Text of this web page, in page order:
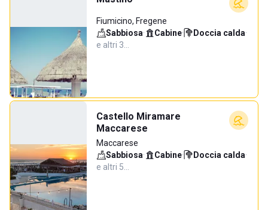
Fiumicino, Fregene
Sabbiosa· Cabine· Doccia calda·
e altri 3…
Castello Miramare
Maccarese
Maccarese
Sabbiosa· Cabine· Doccia calda·
e altri 5…